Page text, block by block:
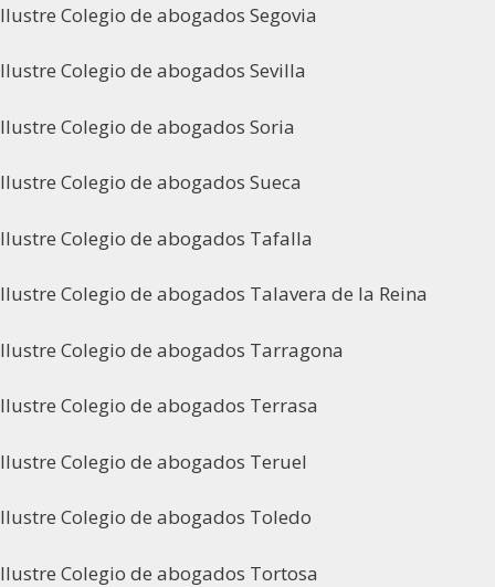
Ilustre Colegio de abogados Segovia
Ilustre Colegio de abogados Sevilla
Ilustre Colegio de abogados Soria
Ilustre Colegio de abogados Sueca
Ilustre Colegio de abogados Tafalla
Ilustre Colegio de abogados Talavera de la Reina
Ilustre Colegio de abogados Tarragona
Ilustre Colegio de abogados Terrasa
Ilustre Colegio de abogados Teruel
Ilustre Colegio de abogados Toledo
Ilustre Colegio de abogados Tortosa